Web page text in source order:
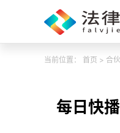
当前位置： 首页 > 合
每日快